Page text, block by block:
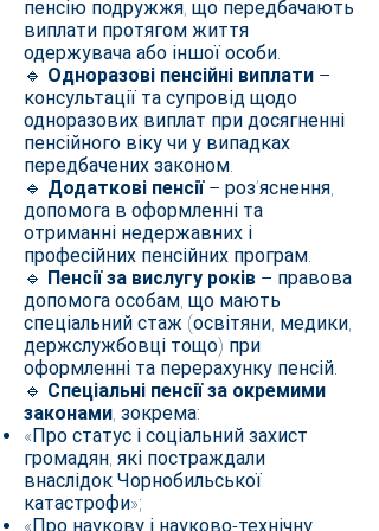
пенсію подружжя, що передбачають
виплати протягом життя
одержувача або іншої особи.
🔹 Одноразові пенсійні виплати –
консультації та супровід щодо
одноразових виплат при досягненні
пенсійного віку чи у випадках
передбачених законом.
🔹 Додаткові пенсії– роз’яснення,
допомога в оформленні та
отриманні недержавних і
професійних пенсійних програм.
🔹 Пенсії за вислугу років – правова
допомога особам, що мають
спеціальний стаж (освітяни, медики,
держслужбовці тощо) при
оформленні та перерахунку пенсій.
🔹 Спеціальні пенсії за окремими
законами, зокрема:
«Про статус і соціальний захист
громадян, які постраждали
внаслідок Чорнобильської
катастрофи»;
«Про наукову і науково-технічну